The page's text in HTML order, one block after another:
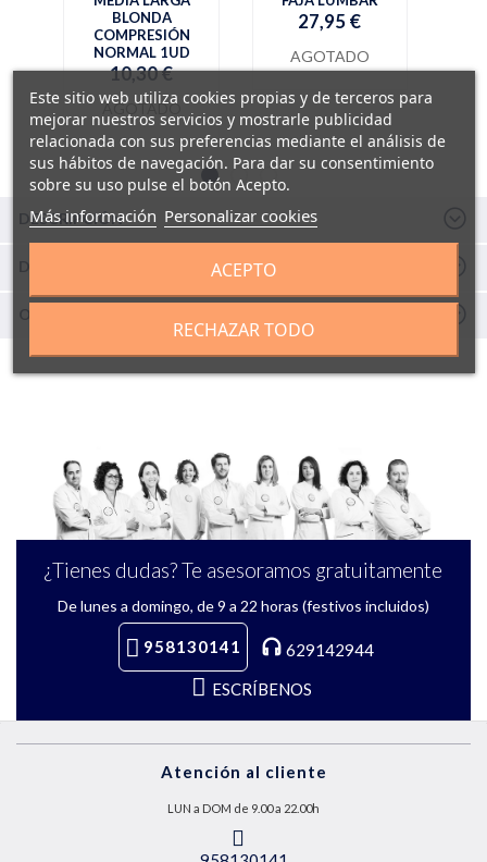
BLONDA
COMPRESIÓN
NORMAL 1UD
10,30 €
AGOTADO
27,95 €
AGOTADO
DESCRIPCIÓN
DETALLES Y COMPOSICIÓN
OPINIONES
¿Tienes dudas? Te asesoramos gratuitamente
De lunes a domingo, de 9 a 22 horas (festivos incluidos)
958130141
629142944
ESCRÍBENOS
Atención al cliente
LUN a DOM de 9.00 a 22.00h
Este sitio web utiliza cookies propias y de terceros para
mejorar nuestros servicios y mostrarle publicidad
relacionada con sus preferencias mediante el análisis de
sus hábitos de navegación. Para dar su consentimiento
sobre su uso pulse el botón Acepto.
Más información Personalizar cookies
RECHAZAR TODO
ACEPTO